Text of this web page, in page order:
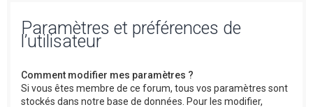
Paramètres et préférences de
l’utilisateur
Comment modifier mes paramètres ?
Si vous êtes membre de ce forum, tous vos paramètres sont
stockés dans notre base de données. Pour les modifier,